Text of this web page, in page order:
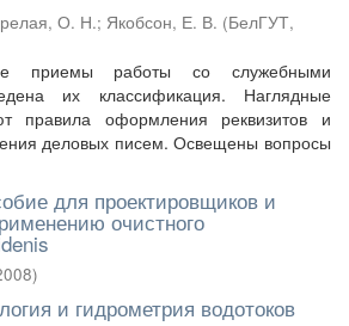
О. Н.; Якобсон, Е. В. (БелГУТ,
приемы работы со служебными
их классификация. Наглядные
правила оформления реквизитов и
деловых писем. Освещены вопросы
для проектировщиков и
очистного
)
и гидрометрия водотоков